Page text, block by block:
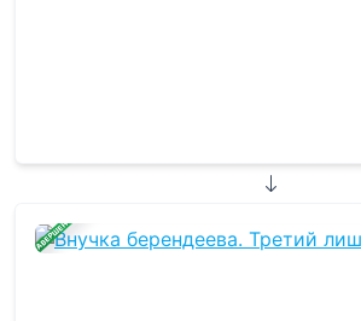
ЗАВЕРШЕНА